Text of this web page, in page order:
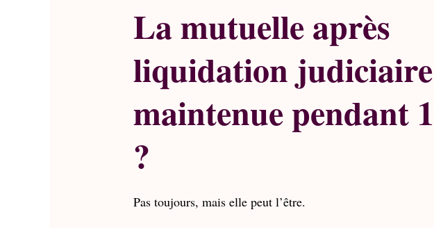
La mutuelle après
liquidation
maintenue pendant
?
Pas toujours, mais elle peut l’être.